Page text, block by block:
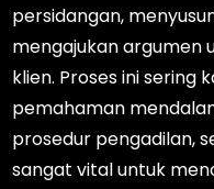
persidangan,
mengajukan argumen
klien. Proses ini sering
pemahaman
prosedur pengadilan,
sangat vital untuk